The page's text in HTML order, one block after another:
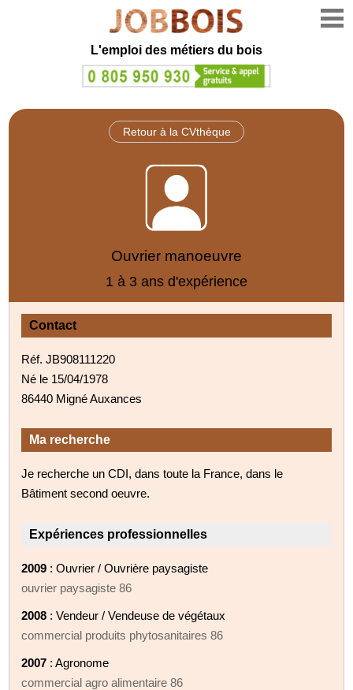
L'emploi des métiers du bois
Retour à la CVthèque
Ouvrier manoeuvre
1 à 3 ans d'expérience
Contact
Réf. JB908111220
Né le 15/04/1978
86440 Migné Auxances
Ma recherche
Je recherche un CDI, dans toute la France, dans le
Bâtiment second oeuvre.
Expériences professionnelles
2009 : Ouvrier / Ouvrière paysagiste
ouvrier paysagiste 86
2008 : Vendeur / Vendeuse de végétaux
commercial produits phytosanitaires 86
2007 : Agronome
commercial agro alimentaire 86